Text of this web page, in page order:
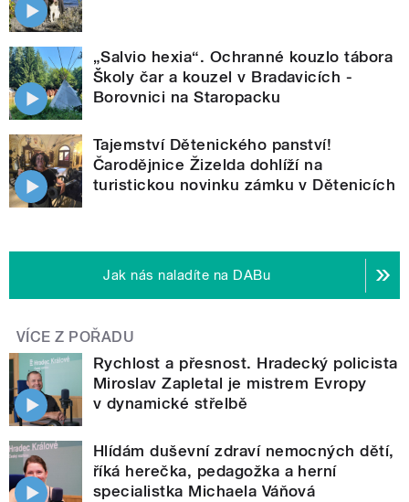
„Salvio hexia“. Ochranné kouzlo tábora
Školy čar a kouzel v Bradavicích -
Borovnici na Staropacku
Tajemství Dětenického panství!
Čarodějnice Žizelda dohlíží na
turistickou novinku zámku v Dětenicích
Jak nás naladíte na DABu
VÍCE Z POŘADU
Rychlost a přesnost. Hradecký policista
Miroslav Zapletal je mistrem Evropy
v dynamické střelbě
Hlídám duševní zdraví nemocných dětí,
říká herečka, pedagožka a herní
specialistka Michaela Váňová